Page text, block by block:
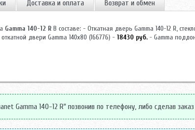
Доставка и оплата Возврат и обмен
Gamma 140-12 R В составе: - Откатная дверь Gamma 140-12 R,
двери Gamma 140х80 (166776) - 18430 руб. - Gamma
Gamma 140-12 R" позвонив по телефону, либо сделав заказ